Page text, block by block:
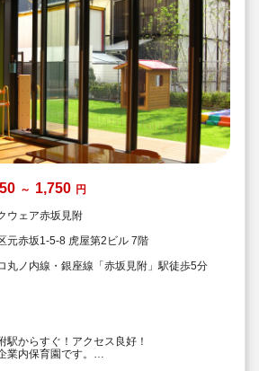
～ 1,750 円
ウェア赤坂見附
元赤坂1-5-8 虎屋第2ビル 7階
丸ノ内線・銀座線「赤坂見附」駅徒歩5分
駅からすぐ！アクセス良好！
内保育園です。